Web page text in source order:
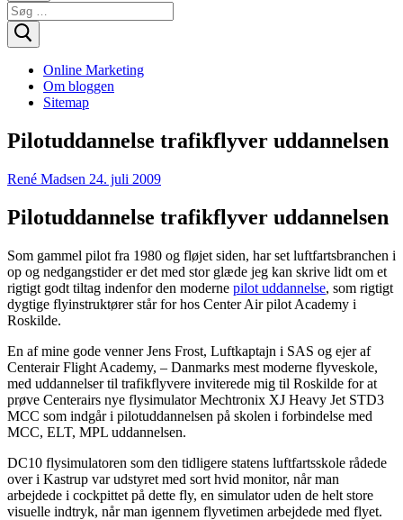
Søg
efter:
Online Marketing
Om bloggen
Sitemap
Pilotuddannelse trafikflyver uddannelsen
René Madsen 24. juli 2009
Pilotuddannelse trafikflyver uddannelsen
Som gammel pilot fra 1980 og fløjet siden, har set luftfartsbranchen i
op og nedgangstider er det med stor glæde jeg kan skrive lidt om et
rigtigt godt tiltag indenfor den moderne pilot uddannelse, som rigtigt
dygtige flyinstruktører står for hos Center Air pilot Academy i
Roskilde.
En af mine gode venner Jens Frost, Luftkaptajn i SAS og ejer af
Centerair Flight Academy, – Danmarks mest moderne flyveskole,
med uddannelser til trafikflyvere inviterede mig til Roskilde for at
prøve Centerairs nye flysimulator Mechtronix XJ Heavy Jet STD3
MCC som indgår i pilotuddannelsen på skolen i forbindelse med
MCC, ELT, MPL uddannelsen.
DC10 flysimulatoren som den tidligere statens luftfartsskole rådede
over i Kastrup var udstyret med sort hvid monitor, når man
arbejdede i cockpittet på dette fly, en simulator uden de helt store
visuelle indtryk, når man igennem flyvetimen arbejdede med flyet.